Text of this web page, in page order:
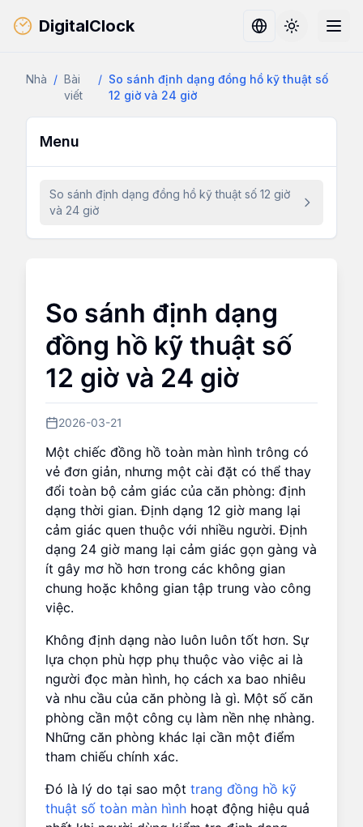
DigitalClock Toggle
Nhà / Bài
viết
/ So sánh định dạng đồng hồ kỹ thuật số
12 giờ và 24 giờ
Menu
So sánh định dạng đồng hồ kỹ thuật số 12 giờ
và 24 giờ
So sánh định dạng
đồng hồ kỹ thuật số
12 giờ và 24 giờ
2026-03-21
Một chiếc đồng hồ toàn màn hình trông có
vẻ đơn giản, nhưng một cài đặt có thể thay
đổi toàn bộ cảm giác của căn phòng: định
dạng thời gian. Định dạng 12 giờ mang lại
cảm giác quen thuộc với nhiều người. Định
dạng 24 giờ mang lại cảm giác gọn gàng và
ít gây mơ hồ hơn trong các không gian
chung hoặc không gian tập trung vào công
việc.
Không định dạng nào luôn luôn tốt hơn. Sự
lựa chọn phù hợp phụ thuộc vào việc ai là
người đọc màn hình, họ cách xa bao nhiêu
và nhu cầu của căn phòng là gì. Một số căn
phòng cần một công cụ làm nền nhẹ nhàng.
Những căn phòng khác lại cần một điểm
tham chiếu chính xác.
Đó là lý do tại sao một trang đồng hồ kỹ
thuật số toàn màn hình hoạt động hiệu quả